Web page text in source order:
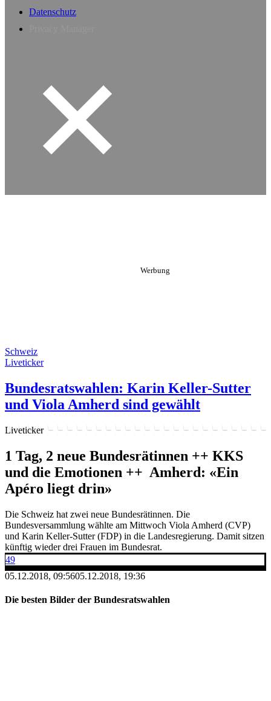
Datenschutz
Schweiz
Liveticker
Bundesratswahlen: Karin Keller-Sutter
und Viola Amherd sind gewählt
Liveticker
1 Tag, 2 neue Bundesrätinnen ++ KKS
und die Emotionen ++ Amherd: «Ein
Apéro liegt drin»
Die Schweiz hat zwei neue Bundesrätinnen. Die
Bundesversammlung wählte am Mittwoch Viola Amherd (CVP)
und Karin Keller-Sutter (FDP) in die Landesregierung. Damit sitzen
künftig wieder drei Frauen im Bundesrat.
49
05.12.2018, 09:5605.12.2018, 19:36
Die besten Bilder der Bundesratswahlen